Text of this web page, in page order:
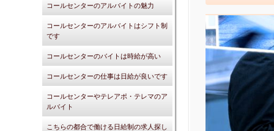
コールセンターのアルバイトの魅力
コールセンターのアルバイトはシフト制
です
コールセンターのバイトは時給が高い
コールセンターの仕事は日給が良いです
コールセンターやテレアポ・テレマのア
ルバイト
こちらの都合で働ける日給制の求人探し